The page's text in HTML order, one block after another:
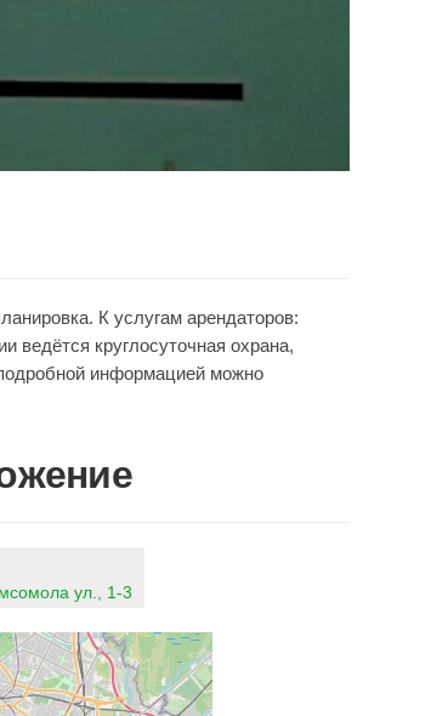
К услугам арендаторов:
ведётся круглосуточная охрана,
информацией можно
ул., 1-3